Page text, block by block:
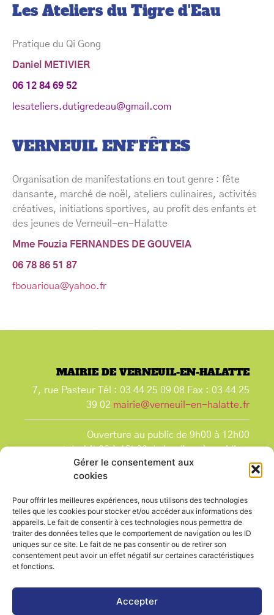
Gérer le consentement aux
cookies
Pour offrir les meilleures expériences, nous utilisons des technologies
telles que les cookies pour stocker et/ou accéder aux informations des
appareils. Le fait de consentir à ces technologies nous permettra de
traiter des données telles que le comportement de navigation ou les ID
uniques sur ce site. Le fait de ne pas consentir ou de retirer son
consentement peut avoir un effet négatif sur certaines caractéristiques
et fonctions.
Accepter
Les Ateliers du Tigre d'Eau
Pratique du Qi Gong
Daniel METIVIER
06 12 84 69 52
lesateliers.dutigredeau@gmail.com
VERNEUIL ENF'FÊTES
Organisation de manifestations en tout genre : fête
dansante, marché de noël, ateliers culinaires, activités
créatives, initiations sportives, au profit des enfants et
des jeunes de Verneuil-en-Halatte
Mme Fouzia FERNANDES DE GOUVEIA
06 78 86 51 87
fbouarioua@yahoo.fr
MAIRIE DE VERNEUIL-EN-HALATTE
7, rue Pasteur Tél : 03 44 25 09 08 Fax : 03 44 25
39 02 mairie@verneuil-en-halatte.fr
Ouverture au public de 9h00 à 12h00
et de 14h00 à 18h00 du lundi après-midi au
vendredi,
et le samedi de 9h00 à 12h00.
que les jours fériés.